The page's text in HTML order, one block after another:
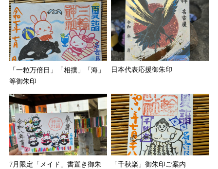
「一粒万倍日」「相撲」「海」
等御朱印
日本代表応援御朱印
7月限定「メイド」書置き御朱
「千秋楽」御朱印ご案内